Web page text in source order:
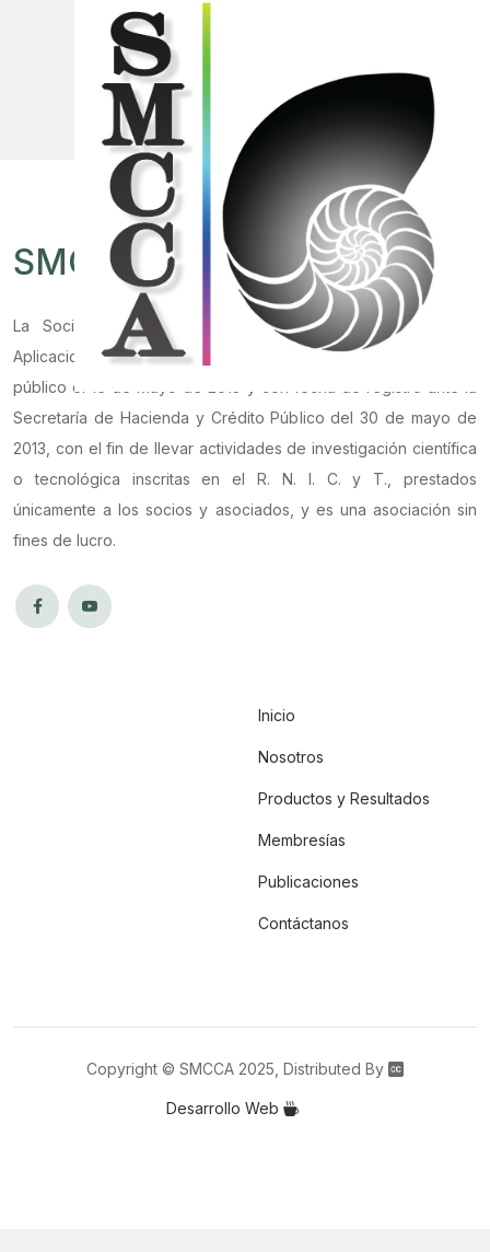
SMCCA .
La Sociedad Mexicana de Computación Científica y sus
Aplicaciones es una asociación civil constituida ante notario
público el 16 de Mayo de 2013 y con fecha de registro ante la
Secretaría de Hacienda y Crédito Público del 30 de mayo de
2013, con el fin de llevar actividades de investigación científica
o tecnológica inscritas en el R. N. I. C. y T., prestados
únicamente a los socios y asociados, y es una asociación sin
fines de lucro.
Inicio
Nosotros
Productos y Resultados
Membresías
Publicaciones
Contáctanos
Copyright © SMCCA 2025, Distributed By
Desarrollo Web